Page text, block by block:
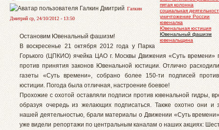
пятая колонна
социальная
уничтожение России
ювеналка
Ювенальная юстиция
Ювенальный фашизм
ювенальщина
Галкин
Дмитрий ср, 24/10/2012 - 13:50
Остановим Ювенальный фашизм!
В воскресенье 21 октября 2012 года у Парка
Горького (ЦПКИО) ячейка ЦАО г. Москвы Движения «Суть времени»
против принятия законов Ювенальной юстиции. Отлично
газеты «Суть времени», собрано более 150-ти подписей
юстиции. Погода была отличная, настроение боевое!
Прохожие с охотой оставляли подписи против ювенальной гидры,
образуя очередь из желающих подписаться. Также охотно они и
нашей деятельностью, брали материалы о Движении «Суть
уже видели репортажи по центральным каналам о наших акциях: